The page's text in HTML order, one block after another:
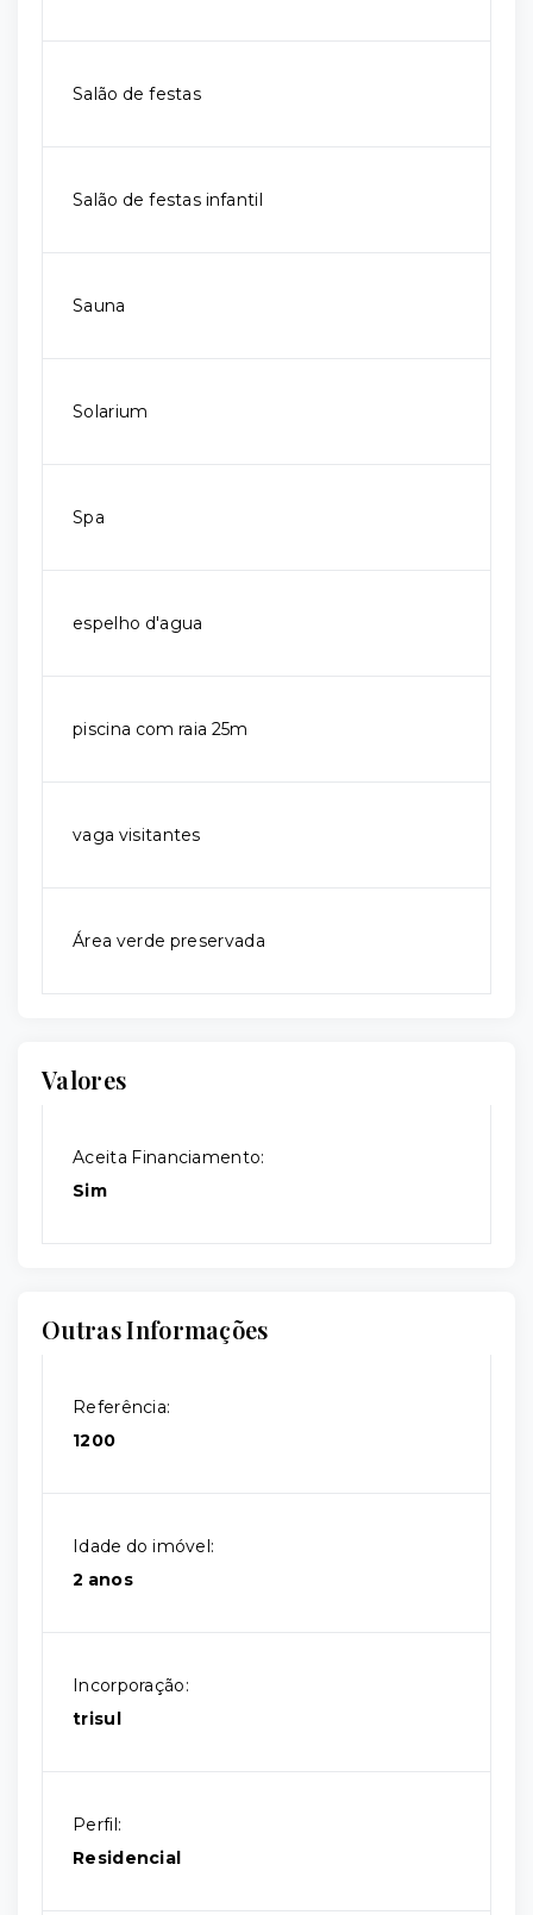
Salão de festas
Salão de festas infantil
Sauna
Solarium
Spa
espelho d'agua
piscina com raia 25m
vaga visitantes
Área verde preservada
Valores
Aceita Financiamento:
Sim
Outras Informações
Referência:
1200
Idade do imóvel:
2 anos
Incorporação:
trisul
Perfil:
Residencial